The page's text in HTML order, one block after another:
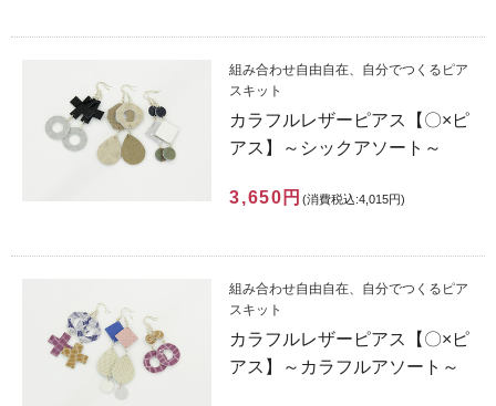
組み合わせ自由自在、自分でつくるピア
スキット
カラフルレザーピアス【〇×ピ
アス】～シックアソート～
3,650円 (消費税込:4,015円)
組み合わせ自由自在、自分でつくるピア
スキット
カラフルレザーピアス【〇×ピ
アス】～カラフルアソート～